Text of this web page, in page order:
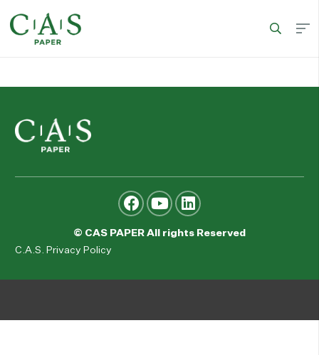
© CAS PAPER All rights Reserved
C.A.S. Privacy Policy